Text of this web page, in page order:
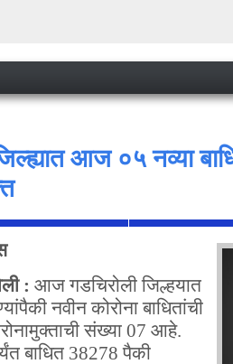
आज ०५ नव्या
: आज गडचिरोली जिल्हयात
नवीन कोरोना बाधितांची
संख्या 07 आहे.
बाधित 38278 पैकी